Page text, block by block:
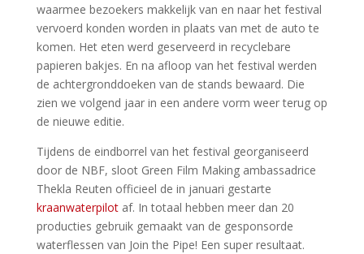
waarmee bezoekers makkelijk van en naar het festival
vervoerd konden worden in plaats van met de auto te
komen. Het eten werd geserveerd in recyclebare
papieren bakjes. En na afloop van het festival werden
de achtergronddoeken van de stands bewaard. Die
zien we volgend jaar in een andere vorm weer terug op
de nieuwe editie.
Tijdens de eindborrel van het festival georganiseerd
door de NBF, sloot Green Film Making ambassadrice
Thekla Reuten officieel de in januari gestarte
kraanwaterpilotaf. In totaal hebben meer dan 20
producties gebruik gemaakt van de gesponsorde
waterflessen van Join the Pipe! Een super resultaat.